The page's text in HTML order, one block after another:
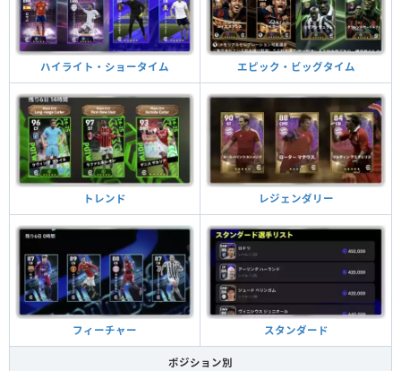
ハイライト・ショータイム エピック・ビッグタイム
トレンド レジェンダリー
フィーチャー スタンダード
ポジション別